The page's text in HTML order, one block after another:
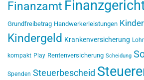
Finanzamt
Grundfreibetrag Handwerkerleistungen Kinder
Kindergeld Krankenversicherung
kompakt Play Rentenversicherung Scheidung
Spenden Steuerbescheid